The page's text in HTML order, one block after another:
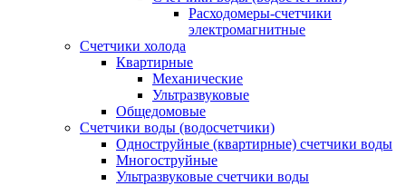
Расходомеры-счетчики
электромагнитные
Счетчики холода
Квартирные
Механические
Ультразвуковые
Общедомовые
Счетчики воды (водосчетчики)
Одноструйные (квартирные) счетчики воды
Многоструйные
Ультразвуковые счетчики воды